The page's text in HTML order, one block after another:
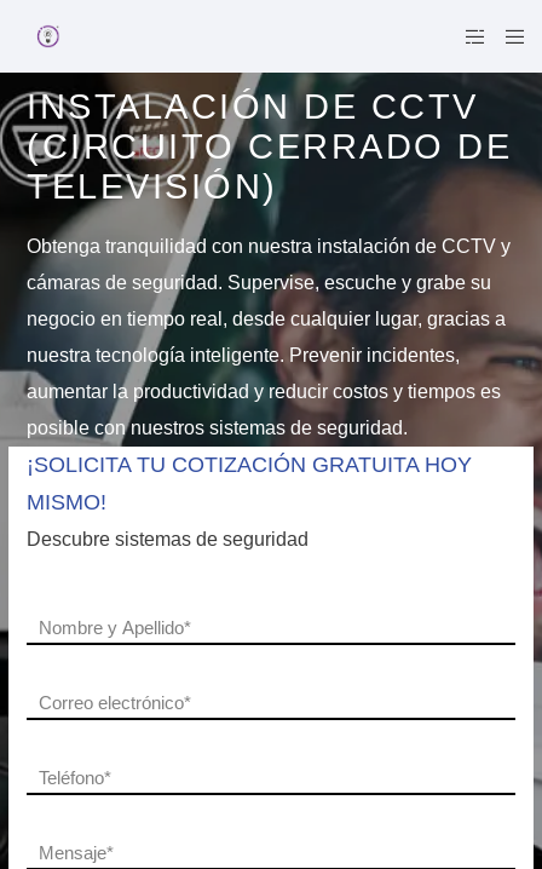
INSTALACIÓN DE CCTV
(CIRCUITO CERRADO DE
TELEVISIÓN)
Obtenga tranquilidad con nuestra instalación de CCTV y
cámaras de seguridad. Supervise, escuche y grabe su
negocio en tiempo real, desde cualquier lugar, gracias a
nuestra tecnología inteligente. Prevenir incidentes,
aumentar la productividad y reducir costos y tiempos es
posible con nuestros sistemas de seguridad.
¡SOLICITA TU COTIZACIÓN GRATUITA HOY
MISMO!
Descubre sistemas de seguridad